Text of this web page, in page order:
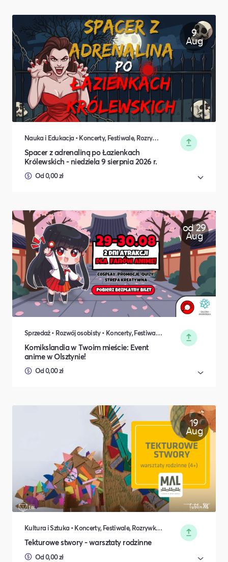
9
Aug
Nauka i Edukacja • Koncerty, Festiwale, Rozrywka • Sport • DIY, Majsterkowanie, Hobby
Spacer z adrenaliną po Łazienkach
Królewskich - niedziela 9 sierpnia 2026 r.
Od 0,00 zł
od 29
Aug
Sprzedaż • Rozwój osobisty • Koncerty, Festiwale, Rozrywka • DIY, Majsterkowanie, Hobby • Rodzina i relacje międzyludzkie
Komikslandia w Twoim mieście: Event
anime w Olsztynie!
Od 0,00 zł
19
Aug
Kultura i Sztuka • Koncerty, Festiwale, Rozrywka • DIY, Majsterkowanie, Hobby • Rodzina i relacje międzyludzkie
Tekturowe stwory - warsztaty rodzinne
Od 0,00 zł